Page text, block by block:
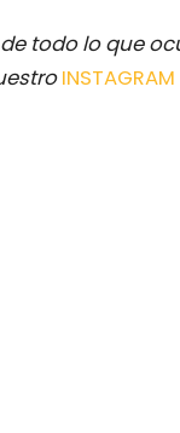
todo lo que
INSTAGRAM